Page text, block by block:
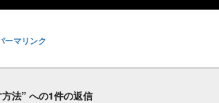
ーマリンク
法” への1件の返信